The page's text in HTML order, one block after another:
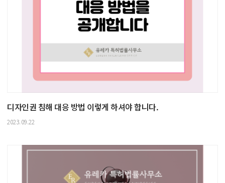
디자인권 침해 대응 방법 이렇게 하셔야 합니다.
2023.09.22